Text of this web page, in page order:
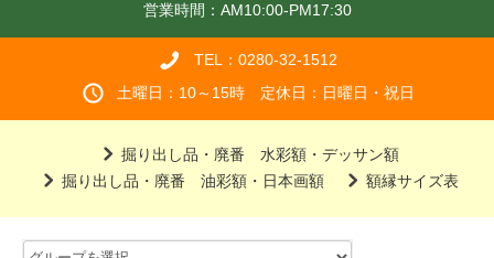
営業時間：AM10:00-PM17:30
TEL：0280-32-1512
土曜日：10～15時 定休日：日曜日・祝日
掘り出し品・廃番 水彩額・デッサン額
掘り出し品・廃番 油彩額・日本画額
額縁サイズ表